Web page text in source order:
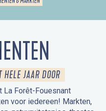
HELE JAAR DOOR
La Forêt-Fouesnant
voor iedereen! Markten,